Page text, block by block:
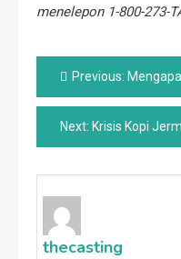
menelepon 1-800-273-
Post
navigation
Previous: Mengapa
Next: Krisis Kopi
thecasting